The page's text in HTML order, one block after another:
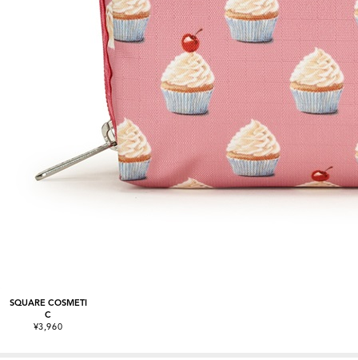
SQUARE COSMETI
C
¥3,960